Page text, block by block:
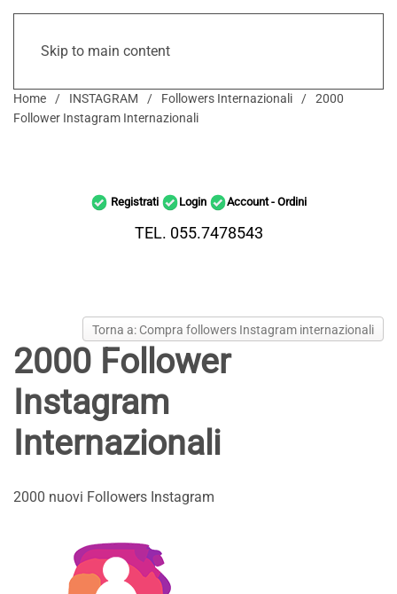
Skip to main content
Home INSTAGRAM Followers Internazionali
2000
Follower Instagram Internazionali
Registrati Login Account - Ordini
TEL. 055.7478543
Torna a: Compra followers Instagram internazionali
2000 Follower
Instagram
Internazionali
2000 nuovi Followers Instagram